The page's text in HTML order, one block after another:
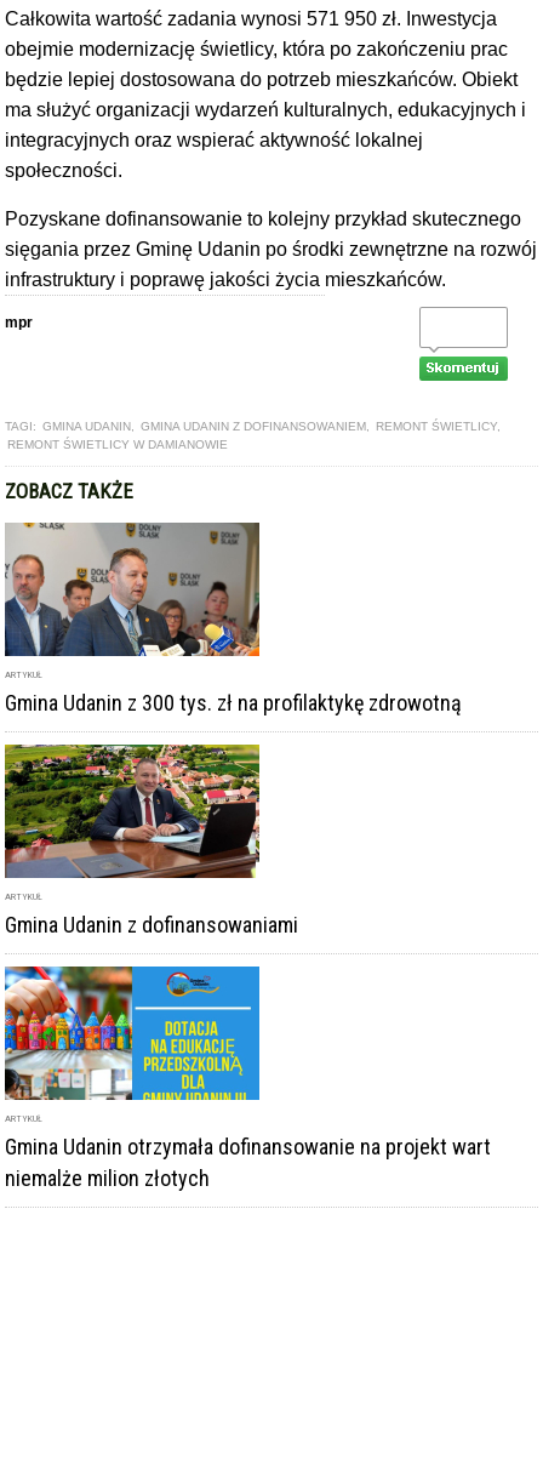
Całkowita wartość zadania wynosi 571 950 zł. Inwestycja
obejmie modernizację świetlicy, która po zakończeniu prac
będzie lepiej dostosowana do potrzeb mieszkańców. Obiekt
ma służyć organizacji wydarzeń kulturalnych, edukacyjnych i
integracyjnych oraz wspierać aktywność lokalnej
społeczności.
Pozyskane dofinansowanie to kolejny przykład skutecznego
sięgania przez Gminę Udanin po środki zewnętrzne na rozwój
infrastruktury i poprawę jakości życia mieszkańców.
mpr
TAGI: GMINA UDANIN GMINA UDANIN Z DOFINANSOWANIEM REMONT ŚWIETLICY
REMONT ŚWIETLICY W DAMIANOWIE
ZOBACZ TAKŻE
ARTYKUŁ
Gmina Udanin z 300 tys. zł na profilaktykę zdrowotną
ARTYKUŁ
Gmina Udanin z dofinansowaniami
ARTYKUŁ
Gmina Udanin otrzymała dofinansowanie na projekt wart
niemalże milion złotych